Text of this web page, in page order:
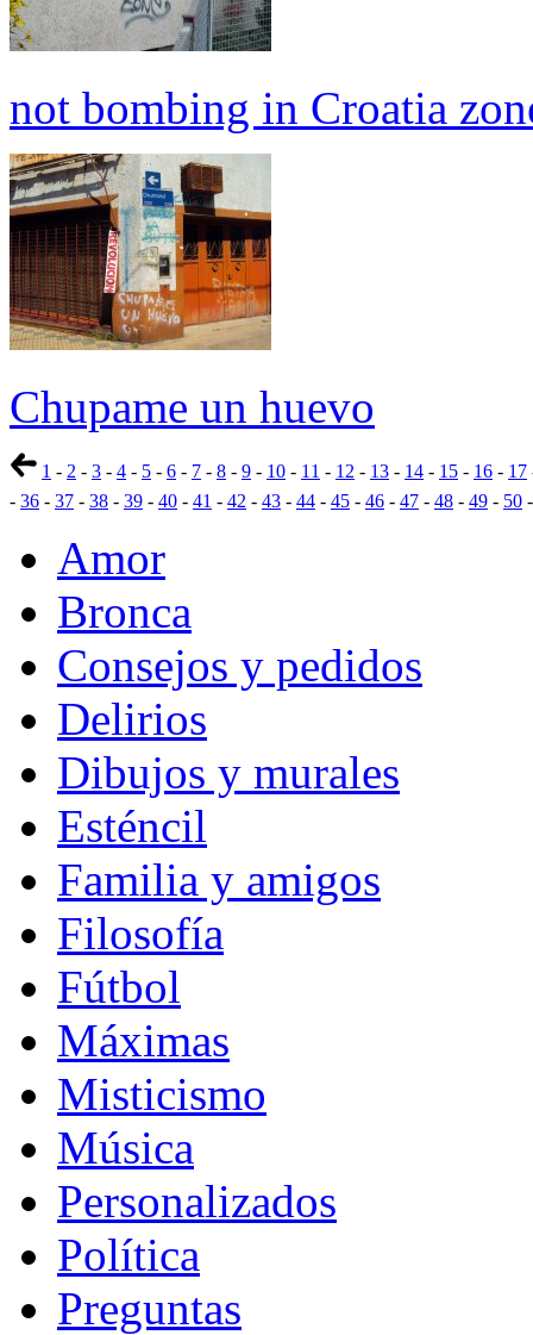
not bombing in Croatia
Chupame un huevo
1 - 2 - 3 - 4 - 5 - 6 - 7 - 8 - 9 - 10 - 11 - 12 - 13 - 14 - 15 - 16 - 17
- 36 - 37 - 38 - 39 - 40 - 41 - 42 - 43 - 44 - 45 - 46 - 47 - 48 - 49 - 50
Amor
Bronca
Consejos y pedidos
Delirios
Dibujos y murales
Esténcil
Familia y amigos
Filosofía
Fútbol
Máximas
Misticismo
Música
Personalizados
Política
Preguntas